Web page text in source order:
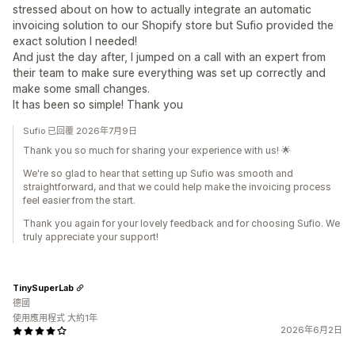
stressed about on how to actually integrate an automatic
invoicing solution to our Shopify store but Sufio provided the
exact solution I needed!
And just the day after, I jumped on a call with an expert from
their team to make sure everything was set up correctly and
make some small changes.
It has been so simple! Thank you
Sufio 已回覆 2026年7月9日
Thank you so much for sharing your experience with us! 🌟
We're so glad to hear that setting up Sufio was smooth and
straightforward, and that we could help make the invoicing process
feel easier from the start.
Thank you again for your lovely feedback and for choosing Sufio. We
truly appreciate your support!
2026年6月2日
TinySuperLab
德國
使用應用程式 大約1年